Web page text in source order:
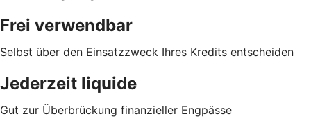
Frei verwendbar
Selbst über den Einsatzzweck Ihres Kredits entscheiden
Jederzeit liquide
Gut zur Überbrückung finanzieller Engpässe